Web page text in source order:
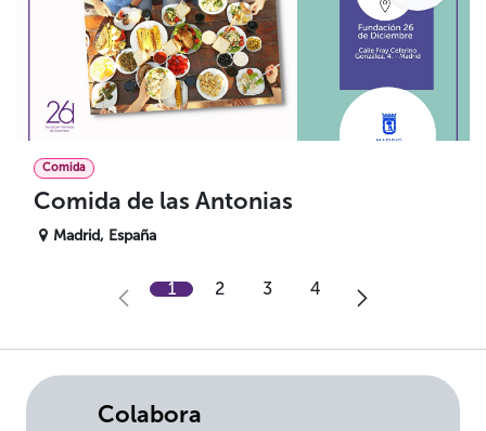
Comida
Comida de las Antonias
Madrid, España
1 2 3 4
Colabora